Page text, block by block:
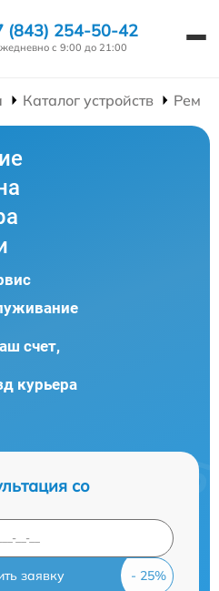
(843) 254-50-42
с 9:00 до 21:00
Каталог устройств
счет,
курьера
со
заявку